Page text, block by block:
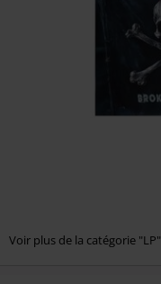
Voir plus de la catégorie "LP"